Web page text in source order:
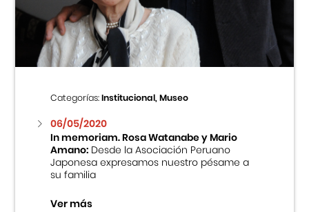
Centro Cultural Peruano Japonés
Cursos
Museo de la Inmigración Japonesa
Fondo Editorial
Teatro Peruano Japonés
Categorías:Institucional, Museo
06/05/2020
In memoriam. Rosa Watanabe y Mario
Amano:Desde la Asociación Peruano
Japonesa expresamos nuestro pésame a
su familia
Ver más